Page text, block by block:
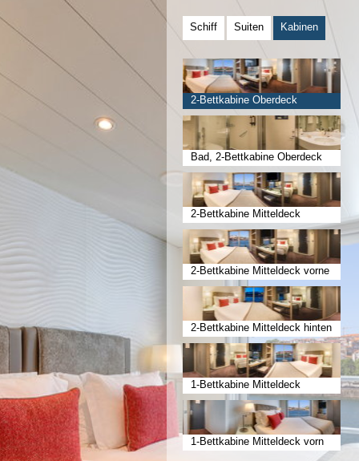
Schiff Suiten Kabinen
2-Bettkabine Oberdeck
Bad, 2-Bettkabine Oberdeck
2-Bettkabine Mitteldeck
2-Bettkabine Mitteldeck vorne
2-Bettkabine Mitteldeck hinten
1-Bettkabine Mitteldeck
1-Bettkabine Mitteldeck vorn